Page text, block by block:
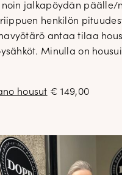
noin jalkapöydän päälle/
henkilön
antaa tilaa
Minulla on
housut € 149,00